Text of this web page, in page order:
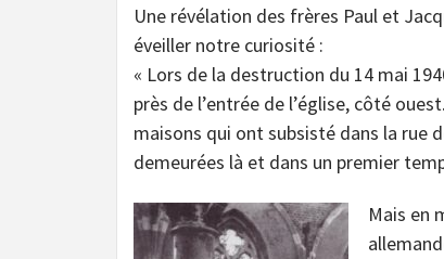
Une révélation des frères Paul et
éveiller notre curiosité :
« Lors de la destruction du 14 mai
près de l’entrée de l’église, côté
maisons qui ont subsisté dans la rue
demeurées là et dans un premier
Mais en